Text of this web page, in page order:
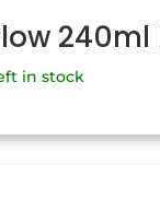
240ml
in stock